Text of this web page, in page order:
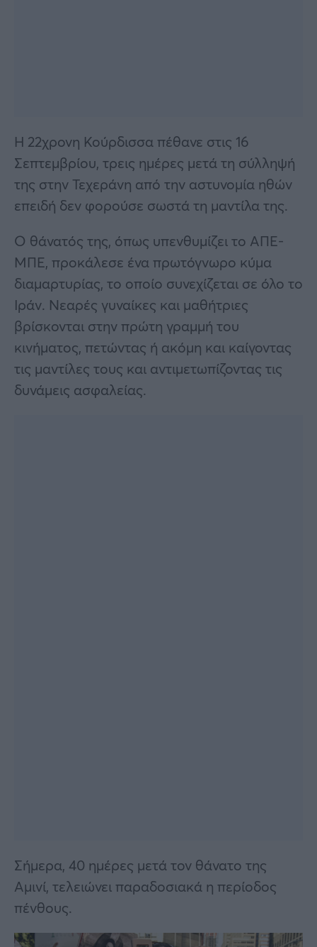
Η 22χρονη Κούρδισσα πέθανε στις 16
Σεπτεμβρίου, τρεις ημέρες μετά τη σύλληψή
της στην Τεχεράνη από την αστυνομία ηθών
επειδή δεν φορούσε σωστά τη μαντίλα της.
Ο θάνατός της, όπως υπενθυμίζει το ΑΠΕ-
ΜΠΕ, προκάλεσε ένα πρωτόγνωρο κύμα
διαμαρτυρίας, το οποίο συνεχίζεται σε όλο το
Ιράν. Νεαρές γυναίκες και μαθήτριες
βρίσκονται στην πρώτη γραμμή του
κινήματος, πετώντας ή ακόμη και καίγοντας
τις μαντίλες τους και αντιμετωπίζοντας τις
δυνάμεις ασφαλείας.
Σήμερα, 40 ημέρες μετά τον θάνατο της
Αμινί, τελειώνει παραδοσιακά η περίοδος
πένθους.